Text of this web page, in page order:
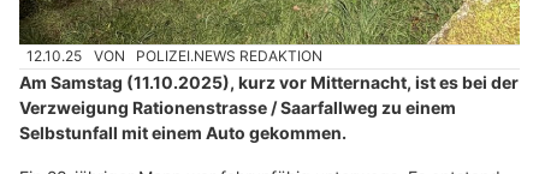
12.10.25 VON POLIZEI.NEWS REDAKTION
Am Samstag (11.10.2025), kurz vor Mitternacht, ist es bei der
Verzweigung Rationenstrasse / Saarfallweg zu einem
Selbstunfall mit einem Auto gekommen.